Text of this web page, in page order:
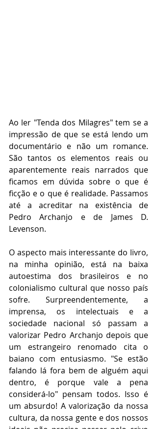
Ao ler "Tenda dos Milagres" tem se a
impressão de que se está lendo um
documentário e não um romance.
São tantos os elementos reais ou
aparentemente reais narrados que
ficamos em dúvida sobre o que é
ficção e o que é realidade. Passamos
até a acreditar na existência de
Pedro Archanjo e de James D.
Levenson.
O aspecto mais interessante do livro,
na minha opinião, está na baixa
autoestima dos brasileiros e no
colonialismo cultural que nosso país
sofre. Surpreendentemente, a
imprensa, os intelectuais e a
sociedade nacional só passam a
valorizar Pedro Archanjo depois que
um estrangeiro renomado cita o
baiano com entusiasmo. "Se estão
falando lá fora bem de alguém aqui
dentro, é porque vale a pena
considerá-lo" pensam todos. Isso é
um absurdo! A valorização da nossa
cultura, da nossa gente e dos nossos